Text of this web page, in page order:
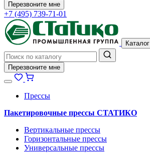
Перезвоните мне
+7 (495) 739-71-01
Каталог
Перезвоните мне
Прессы
Пакетировочные прессы СТАТИКО
Вертикальные прессы
Горизонтальные прессы
Универсальные прессы